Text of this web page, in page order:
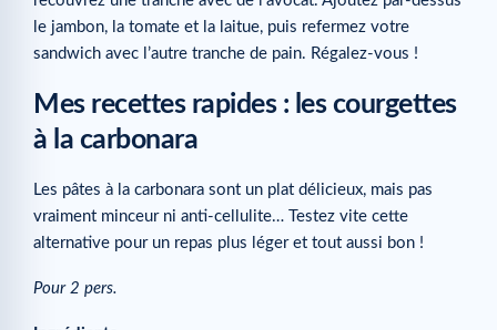
le jambon, la tomate et la laitue, puis refermez votre
sandwich avec l’autre tranche de pain. Régalez-vous !
Mes recettes rapides : les courgettes
à la carbonara
Les pâtes à la carbonara sont un plat délicieux, mais pas
vraiment minceur ni anti-cellulite… Testez vite cette
alternative pour un repas plus léger et tout aussi bon !
Pour 2 pers.